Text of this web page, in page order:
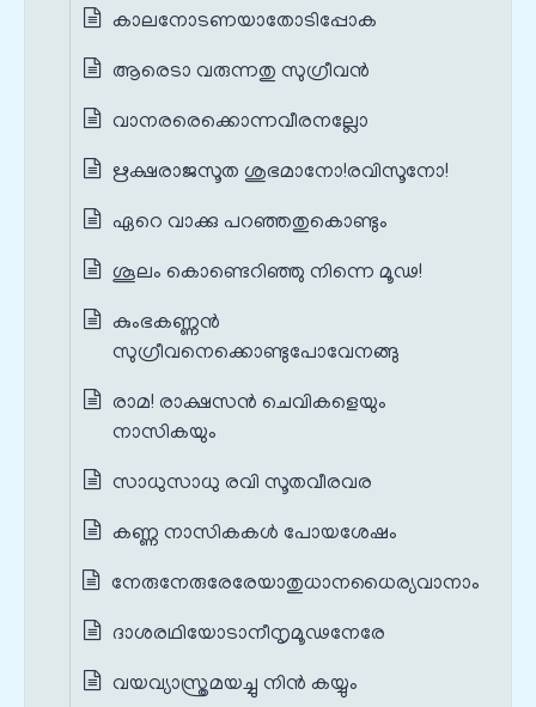
കാലനോടണയാതോടിപ്പോക
ആരെടാ വരുന്നതു സുഗ്രീവൻ
വാനരരെക്കൊന്നവീരനല്ലോ
ഋക്ഷരാജസൂത ശുഭമാനോ!രവിസൂനോ!
ഏറെ വാക്കു പറഞ്ഞതുകൊണ്ടും
ശൂലം കൊണ്ടെറിഞ്ഞു നിന്നെ മൂഢ!
കുംഭകണ്ണൻ
സുഗ്രീവനെക്കൊണ്ടുപോവേനങ്ങു
രാമ! രാക്ഷസൻ ചെവികളെയും
നാസികയും
സാധുസാധു രവി സൂതവീരവര
കണ്ണ നാസികകൾ പോയശേഷം
നേരുനേരുരേരേയാതുധാനധൈര്യവാനാം
ദാശരഥിയോടാനീനൃമൂഢനേരേ
വയവ്യാസ്ത്രമയച്ചു നിൻ കയ്യും